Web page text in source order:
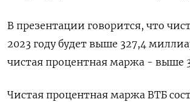
В презентации говорится, что
2023 году будет выше 327,4
чистая процентная маржа - выше
Чистая процентная маржа ВТБ